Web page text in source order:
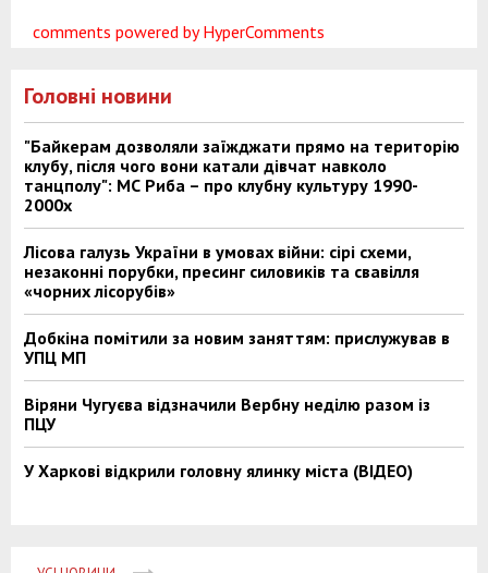
comments powered by HyperComments
Головні новини
"Байкерам дозволяли заїжджати прямо на територію
клубу, після чого вони катали дівчат навколо
танцполу": МС Риба – про клубну культуру 1990-
2000х
Лісова галузь України в умовах війни: сірі схеми,
незаконні порубки, пресинг силовиків та свавілля
«чорних лісорубів»
Добкіна помітили за новим заняттям: прислужував в
УПЦ МП
Віряни Чугуєва відзначили Вербну неділю разом із
ПЦУ
У Харкові відкрили головну ялинку міста (ВІДЕО)